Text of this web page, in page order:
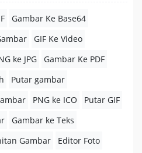
Gambar Ke Base64
GIF Ke Video
ke JPG
Gambar Ke PDF
Putar gambar
PNG ke ICO
Putar GIF
Gambar ke Teks
Gambar
Editor Foto